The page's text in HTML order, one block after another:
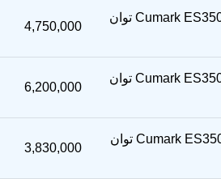
قیمت اینورتر Cumark ES350G توان
4,750,000
قیمت اینورتر Cumark ES350G توان
6,200,000
قیمت اینورتر Cumark ES350P توان
3,830,000